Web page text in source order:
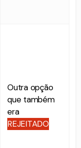
Outra opção
que também
era
REJEITADO